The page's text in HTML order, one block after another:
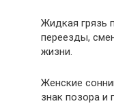
Жидкая грязь
переезды,
жизни.
Женские
знак позора и